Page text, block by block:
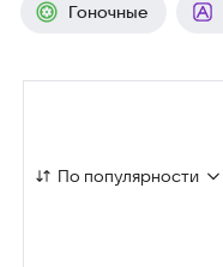
Гоночные
По популярности